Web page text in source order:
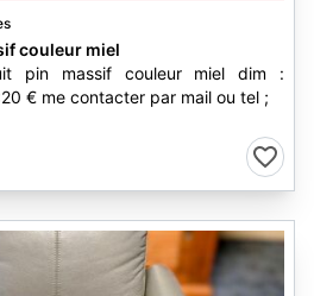
couleur miel
pin massif couleur miel dim :
€ me contacter par mail ou tel ;